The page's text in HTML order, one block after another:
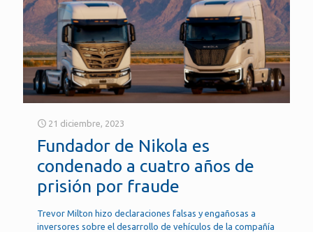
21 diciembre, 2023
Fundador de Nikola es
condenado a cuatro años de
prisión por fraude
Trevor Milton hizo declaraciones falsas y engañosas a
inversores sobre el desarrollo de vehículos de la compañía